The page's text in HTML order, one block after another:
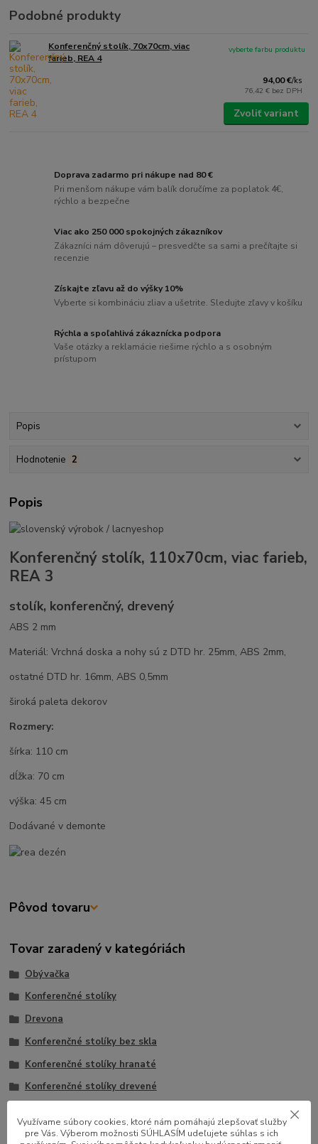
Podobné produkty
Konferenčný stolík, 70x70cm, viac
farieb, REA 4
94,00 €/ks
76,42 € bez DPH
vyberte farbu produktu
Zvoliť variant
Doprava zadarmo pri nákupe nad 80 €
Pri menšom nákupe vám balík doručíme za poplatok 4€,
rýchlo a bezpečne
Viac ako 250 000 spokojných zákazníkov
Zákazníci nám dôverujú – presvedčte sa sami a prečítajte si
recenzie
Získajte zľavu až do výšky 10%
Vyberte si kombináciu zliav a ušetrite. Sledujte zľavy v košíku
Rýchla a spoľahlivá zákaznícka podpora
Vaše otázky a reklamácie riešime rýchlo a s osobným
prístupom
Popis
Hodnotenie 2
Popis
Konferenčný stolík, 110x70cm, viac farieb,
REA 3
stolík, konferenčný, drevený
ABS 2 mm
Materiál: Vrchná doska a nohy sú z DTD hr. 25mm, ABS 2mm,
ostatné DTD hr. 16mm, ABS 0,5mm
široká paleta dekorov
Rozmery:
šírka: 110 cm
dĺžka: 70 cm
výška: 45 cm
Dodávané v demonte
Pôvod tovaru
Tovar zaradený v kategóriách
Obývačka
Konferenčné stolíky
Drevona
Konferenčné stolíky bez skla
Konferenčné stolíky hranaté
Konferenčné stolíky drevené
Využívame súbory cookies, ktoré nám pomáhajú zlepšovať služby
pre Vás. Výberom možnosti SÚHLASÍM udeľujete súhlas s ich